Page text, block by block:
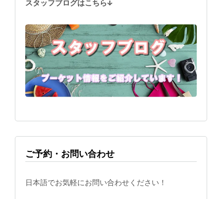
スタッフブログはこちら↓
ご予約・お問い合わせ
日本語でお気軽にお問い合わせください！